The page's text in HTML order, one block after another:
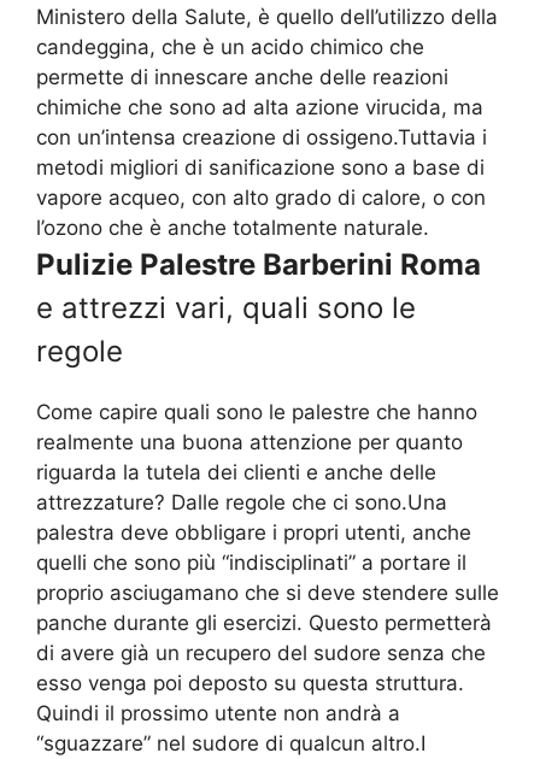
Ministero della Salute, è quello dell’utilizzo della
candeggina, che è un acido chimico che
permette di innescare anche delle reazioni
chimiche che sono ad alta azione virucida, ma
con un’intensa creazione di ossigeno.Tuttavia i
metodi migliori di sanificazione sono a base di
vapore acqueo, con alto grado di calore, o con
l’ozono che è anche totalmente naturale.
Pulizie Palestre Barberini Roma
e attrezzi vari, quali sono le
regole
Come capire quali sono le palestre che hanno
realmente una buona attenzione per quanto
riguarda la tutela dei clienti e anche delle
attrezzature? Dalle regole che ci sono.Una
palestra deve obbligare i propri utenti, anche
quelli che sono più “indisciplinati” a portare il
proprio asciugamano che si deve stendere sulle
panche durante gli esercizi. Questo permetterà
di avere già un recupero del sudore senza che
esso venga poi deposto su questa struttura.
Quindi il prossimo utente non andrà a
“sguazzare” nel sudore di qualcun altro.I